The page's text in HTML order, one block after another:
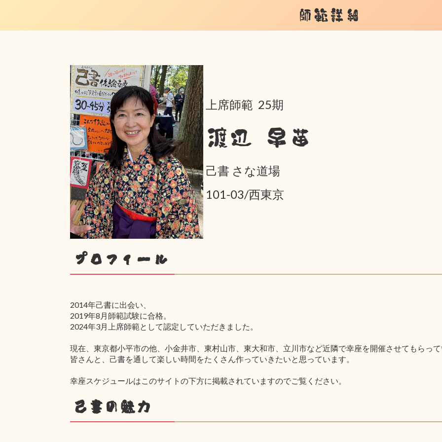
師範詳細
上席師範 25期
渡辺 早苗
己書 さな道場
101-03/西東京
プロフィール
2014年己書に出会い、
2019年8月師範試験に合格。
2024年3月上席師範として認定していただきました。
現在、東京都小平市の他、小金井市、東村山市、東大和市、立川市など近隣で幸座を開催させてもらっ
皆さんと、己書を通して楽しい時間をたくさん作っていきたいと思っています。
幸座スケジュールはこのサイトの下方に掲載されていますのでご覧ください。
己書の魅力